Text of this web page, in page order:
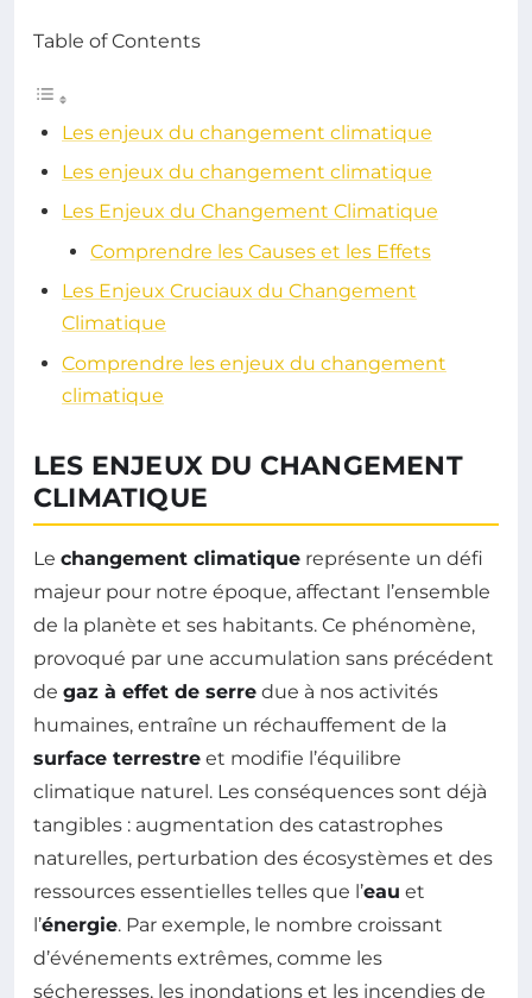
Table of Contents
Les enjeux du changement climatique
Les enjeux du changement climatique
Les Enjeux du Changement Climatique
Comprendre les Causes et les Effets
Les Enjeux Cruciaux du Changement
Climatique
Comprendre les enjeux du changement
climatique
LES ENJEUX DU CHANGEMENT
CLIMATIQUE
Le changement climatique représente un défi
majeur pour notre époque, affectant l’ensemble
de la planète et ses habitants. Ce phénomène,
provoqué par une accumulation sans précédent
de gaz à effet de serre due à nos activités
humaines, entraîne un réchauffement de la
surface terrestre et modifie l’équilibre
climatique naturel. Les conséquences sont déjà
tangibles : augmentation des catastrophes
naturelles, perturbation des écosystèmes et des
ressources essentielles telles que l’eau et
l’énergie. Par exemple, le nombre croissant
d’événements extrêmes, comme les
sécheresses, les inondations et les incendies de